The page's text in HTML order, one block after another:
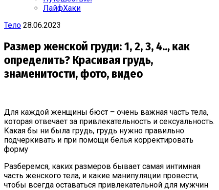
ЛайфХаки
Тело 28.06.2023
Размер женской груди: 1, 2, 3, 4.., как
определить? Красивая грудь,
знаменитости, фото, видео
Для каждой женщины бюст – очень важная часть тела,
которая отвечает за привлекательность и сексуальность.
Какая бы ни была грудь, грудь нужно правильно
подчеркивать и при помощи белья корректировать
форму
Разберемся, каких размеров бывает самая интимная
часть женского тела, и какие манипуляции провести,
чтобы всегда оставаться привлекательной для мужчин